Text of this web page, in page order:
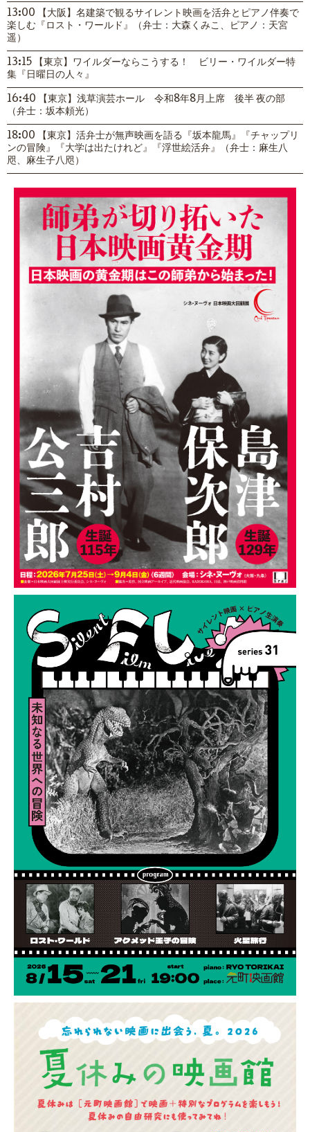
13:00 【大阪】名建築で観るサイレント映画を活弁とピアノ伴奏で
楽しむ『ロスト・ワールド』（弁士：大森くみこ、ピアノ：天宮
遥）
13:15 【東京】ワイルダーならこうする！ ビリー・ワイルダー特
集『日曜日の人々』
16:40 【東京】浅草演芸ホール 令和8年8月上席 後半 夜の部
（弁士：坂本頼光）
18:00 【東京】活弁士が無声映画を語る『坂本龍馬』『チャップリ
ンの冒険』『大学は出たけれど』『浮世絵活弁』（弁士：麻生八
咫、麻生子八咫）